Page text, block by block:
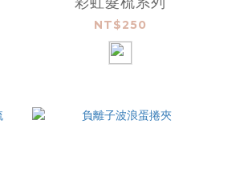
NT$250